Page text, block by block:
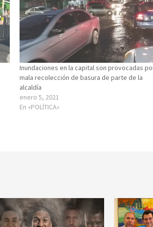
Inundaciones en la capital son provocadas
mala recolección de basura de parte de la
alcaldía
enero 5, 2021
En «POLÍTICA»